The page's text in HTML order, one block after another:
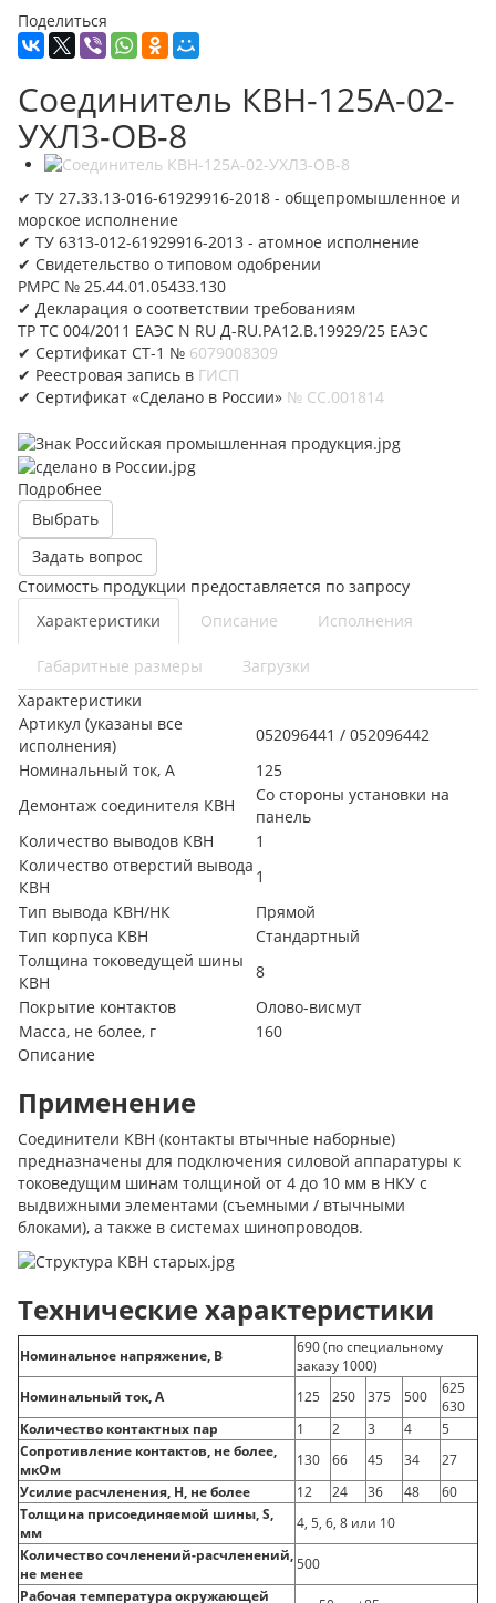
Поделиться
Соединитель КВН-125А-02-
УХЛ3-ОВ-8
✔ ТУ 27.33.13-016-61929916-2018 - общепромышленное и
морское исполнение
✔ ТУ 6313-012-61929916-2013 - атомное исполнение
✔ Свидетельство о типовом одобрении
РМРС № 25.44.01.05433.130
✔ Декларация о соответствии требованиям
ТР ТС 004/2011 ЕАЭС N RU Д-RU.PA12.B.19929/25 ЕАЭС
✔ Сертификат СТ-1 № 6079008309
✔ Реестровая запись в ГИСП
✔ Сертификат «Сделано в России» № CC.001814
Подробнее
Выбрать
Задать вопрос
Стоимость продукции предоставляется по запросу
Характеристики
Описание Исполнения
Габаритные размеры
Загрузки
Характеристики
Артикул (указаны все
исполнения)
052096441 / 052096442
Номинальный ток, А
125
Демонтаж соединителя КВН
Со стороны установки на
панель
Количество выводов КВН
1
Количество отверстий вывода
КВН
1
Тип вывода КВН/НК
Прямой
Тип корпуса КВН
Стандартный
Толщина токоведущей шины
КВН
8
Покрытие контактов
Олово-висмут
Масса, не более, г
160
Описание
Применение
Соединители КВН (контакты втычные наборные)
предназначены для подключения силовой аппаратуры к
токоведущим шинам толщиной от 4 до 10 мм в НКУ с
выдвижными элементами (съемными / втычными
блоками), а также в системах шинопроводов.
Технические характеристики
Номинальное напряжение, В
690 (по специальному
заказу 1000)
Номинальный ток, А
125 250 375 500
625
630
Количество контактных пар
1 2 3 4
5
Сопротивление контактов, не более,
мкОм
130 66 45 34
27
Усилие расчленения, Н, не более
12 24 36 48
60
Толщина присоединяемой шины, S,
мм
4, 5, 6, 8 или 10
Количество сочленений-расчленений,
не менее
500
Рабочая температура окружающей